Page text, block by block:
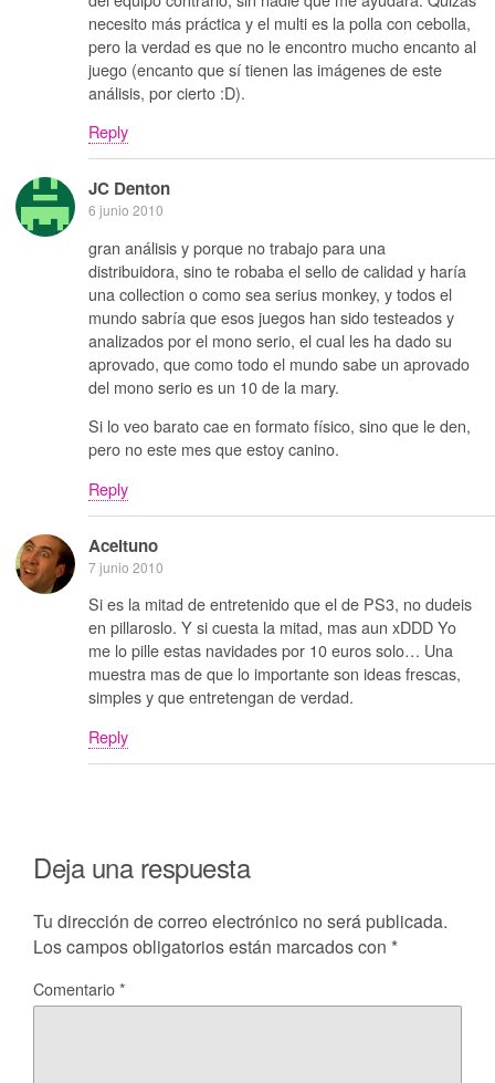
necesito más práctica y el multi es la polla con cebolla,
pero la verdad es que no le encontro mucho encanto al
juego (encanto que sí tienen las imágenes de este
análisis, por cierto :D).
Reply
JC Denton
6 junio 2010
gran análisis y porque no trabajo para una
distribuidora, sino te robaba el sello de calidad y haría
una collection o como sea serius monkey, y todos el
mundo sabría que esos juegos han sido testeados y
analizados por el mono serio, el cual les ha dado su
aprovado, que como todo el mundo sabe un aprovado
del mono serio es un 10 de la mary.
Si lo veo barato cae en formato físico, sino que le den,
pero no este mes que estoy canino.
Reply
Aceituno
7 junio 2010
Si es la mitad de entretenido que el de PS3, no dudeis
en pillaroslo. Y si cuesta la mitad, mas aun xDDD Yo
me lo pille estas navidades por 10 euros solo… Una
muestra mas de que lo importante son ideas frescas,
simples y que entretengan de verdad.
Reply
Deja una respuesta
Tu dirección de correo electrónico no será publicada.
Los campos obligatorios están marcados con *
Comentario*